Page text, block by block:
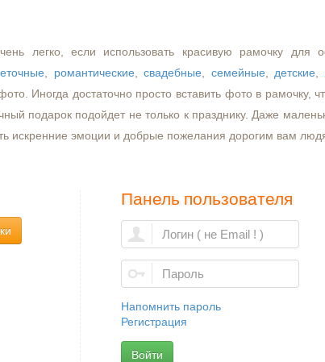
легко, если использовать красивую рамочку для
романтические ,свадебные семейные детские
Иногда достаточно просто вставить фото в рамочку,
подарок подойдет не только к празднику. Даже
искренние эмоции и добрые пожелания дорогим вам
Панель пользователя
Напомнить пароль
Регистрация
Войти